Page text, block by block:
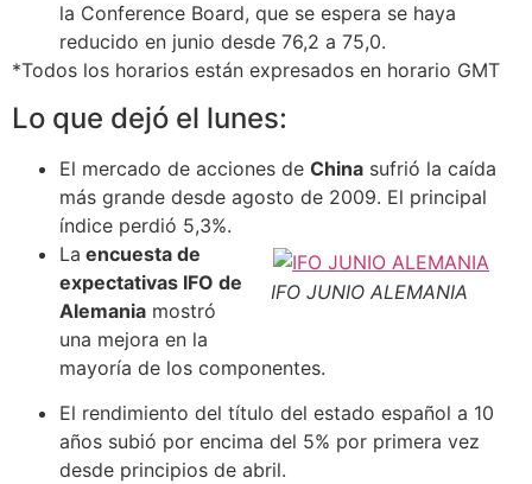
la Conference Board, que se espera se haya
reducido en junio desde 76,2 a 75,0.
*Todos los horarios están expresados en horario GMT
Lo que dejó el lunes:
El mercado de acciones de China sufrió la caída
más grande desde agosto de 2009. El principal
índice perdió 5,3%.
IFO JUNIO ALEMANIA
La encuesta de
expectativas IFO de
Alemania mostró
una mejora en la
mayoría de los componentes.
El rendimiento del título del estado español a 10
años subió por encima del 5% por primera vez
desde principios de abril.